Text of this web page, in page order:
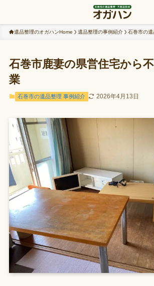
遺品整理のオガハンHome 遺品整理の事例紹介 石巻市の
石巻市鹿妻の県営住宅から
業
石巻市の遺品整理 事例紹介 2026年4月13日